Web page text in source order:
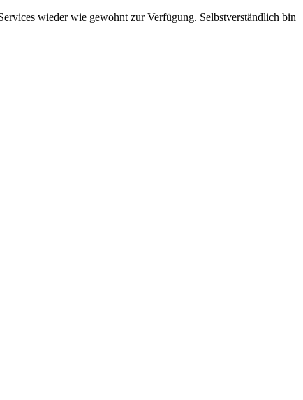
wieder wie gewohnt zur Verfügung. Selbstverständlich bin